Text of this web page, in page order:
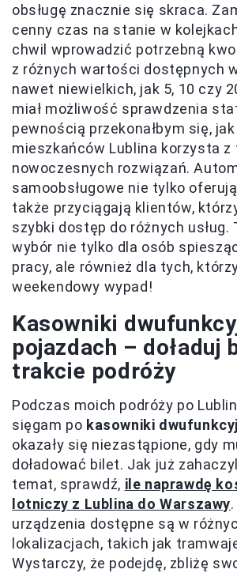
obsługę znacznie się skraca.
cenny czas na stanie w
chwil wprowadzić potrzebną
z różnych wartości dostępnych
nawet niewielkich, jak 5, 10 czy
miał możliwość sprawdzenia
pewnością przekonałbym się,
mieszkańców Lublina korzysta z
nowoczesnych rozwiązań.
samoobsługowe nie tylko
także przyciągają klientów,
szybki dostęp do różnych usług.
wybór nie tylko dla osób
pracy, ale również dla tych,
weekendowy wypad!
Kasowniki
pojazdach – doładuj
trakcie podróży
Podczas moich podróży po
sięgam po kasowniki
okazały się niezastąpione, gdy
doładować bilet. Jak już
temat, sprawdź, ile naprawdę
lotniczy z Lublina do Warszawy
urządzenia dostępne są w
lokalizacjach, takich jak
Wystarczy, że podejdę, zbliżę